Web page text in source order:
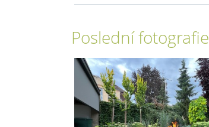
Poslední fotografie